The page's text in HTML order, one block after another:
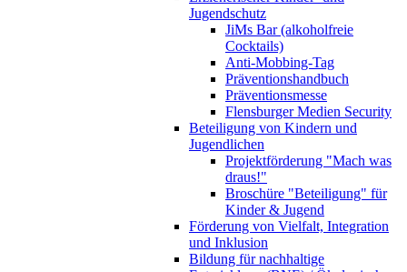
Jugendschutz
JiMs Bar (alkoholfreie
Cocktails)
Anti-Mobbing-Tag
Präventionshandbuch
Präventionsmesse
Flensburger Medien Security
Beteiligung von Kindern und
Jugendlichen
Projektförderung "Mach was
draus!"
Broschüre "Beteiligung" für
Kinder & Jugend
Förderung von Vielfalt, Integration
und Inklusion
Bildung für nachhaltige